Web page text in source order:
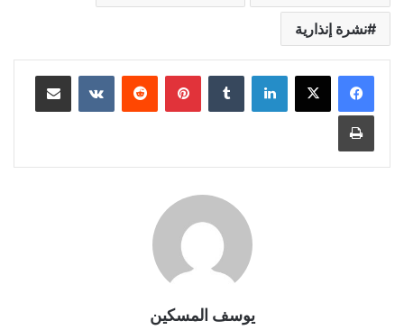
نشرة إنذارية
لينكدإن بينتيريست مشاركة عبر البريد
طباعة
يوسف المسكين